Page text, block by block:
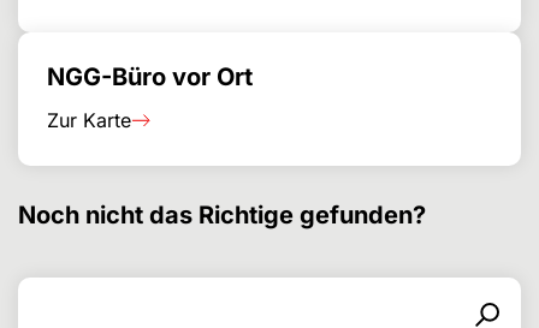
NGG-Büro vor Ort
Zur Karte
Noch nicht das Richtige gefunden?
Search for